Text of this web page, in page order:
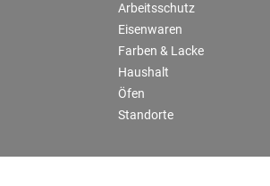
Arbeitsschutz
Eisenwaren
Farben & Lacke
Haushalt
Öfen
Standorte